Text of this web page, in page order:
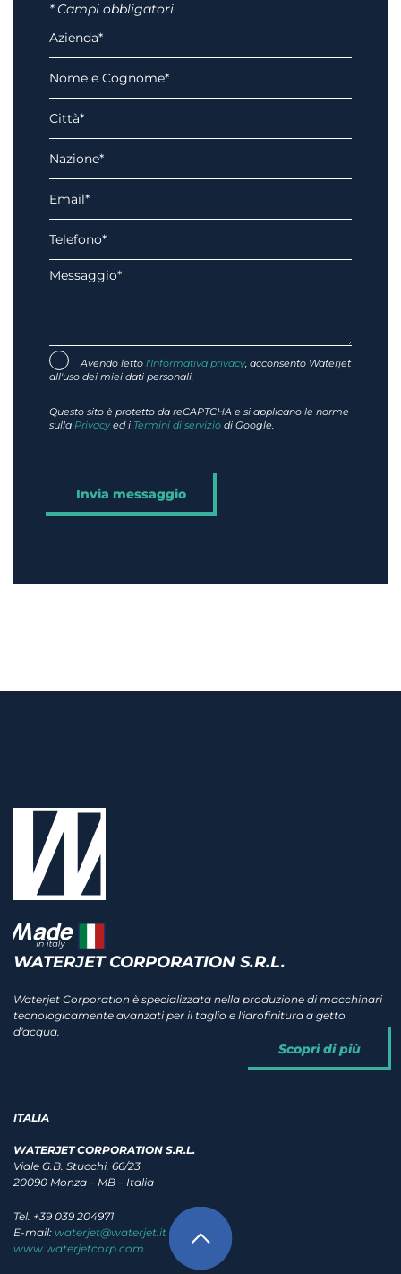
* Campi obbligatori
Avendo letto l'Informativa privacy, acconsento Waterjet
all'uso dei miei dati personali.
Questo sito è protetto da reCAPTCHA e si applicano le norme
sulla Privacyed i Termini di servizio di Google.
WATERJET CORPORATION S.R.L.
Waterjet Corporation è specializzata nella produzione di macchinari
tecnologicamente avanzati per il taglio e l'idrofinitura a getto
d'acqua.
Scopri di più
ITALIA
WATERJET CORPORATION S.R.L.
Viale G.B. Stucchi, 66/23
20090 Monza – MB – Italia
Tel. +39 039 204971
E-mail: waterjet@waterjet.it
www.waterjetcorp.com